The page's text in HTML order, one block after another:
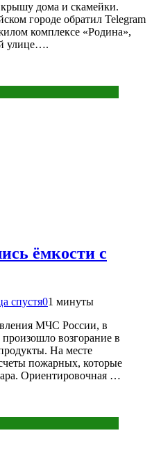
дома и скамейки.
городе обратил Telegram
комплексе «Родина»,
улице….
ёмкости с
спустя01 минуты
МЧС России, в
возгорание в
На месте
пожарных, которые
Ориентировочная …